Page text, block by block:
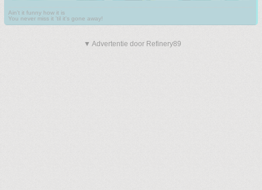
Ain't it funny how it is
You never miss it 'til it's gone away!
▼ Advertentie door Refinery89